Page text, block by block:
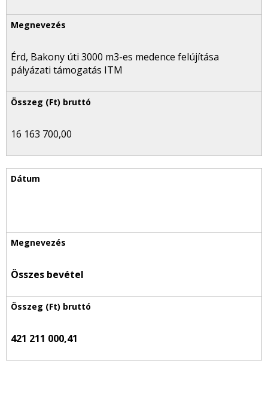
Érd, Bakony úti 3000 m3-es medence felújítása
pályázati támogatás ITM
16 163 700,00
Összes bevétel
421 211 000,41